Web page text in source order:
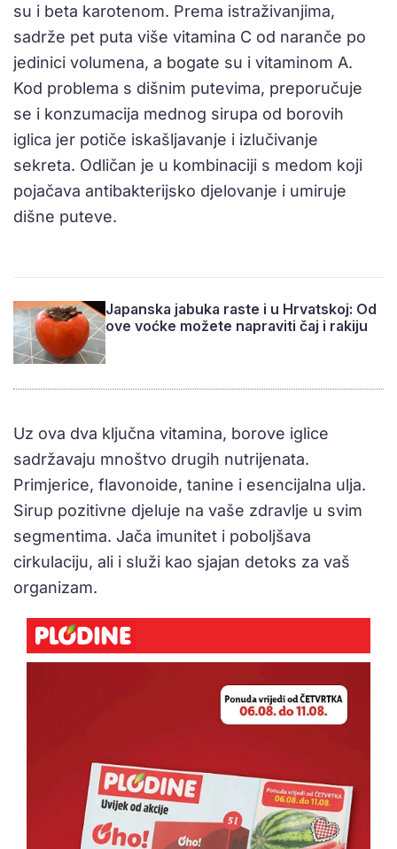
su i beta karotenom. Prema istraživanjima,
sadrže pet puta više vitamina C od naranče po
jedinici volumena, a bogate su i vitaminom A.
Kod problema s dišnim putevima, preporučuje
se i konzumacija mednog sirupa od borovih
iglica jer potiče iskašljavanje i izlučivanje
sekreta. Odličan je u kombinaciji s medom koji
pojačava antibakterijsko djelovanje i umiruje
dišne puteve.
Japanska jabuka raste i u Hrvatskoj: Od
ove voćke možete napraviti čaj i rakiju
Uz ova dva ključna vitamina, borove iglice
sadržavaju mnoštvo drugih nutrijenata.
Primjerice, flavonoide, tanine i esencijalna ulja.
Sirup pozitivne djeluje na vaše zdravlje u svim
segmentima. Jača imunitet i poboljšava
cirkulaciju, ali i služi kao sjajan detoks za vaš
organizam.